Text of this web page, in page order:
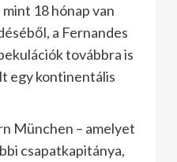
18 hónap van
a Fernandes
továbbra is
egy kontinentális
München – amelyet
csapatkapitánya,